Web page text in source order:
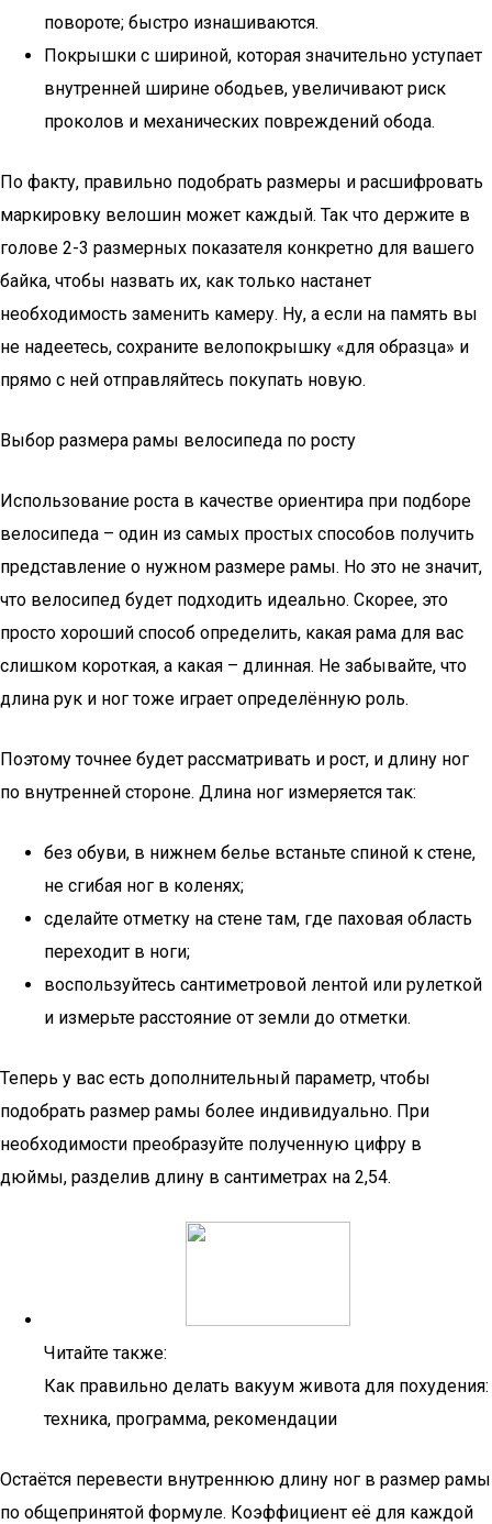
повороте; быстро изнашиваются.
Покрышки с шириной, которая значительно уступает
внутренней ширине ободьев, увеличивают риск
проколов и механических повреждений обода.
По факту, правильно подобрать размеры и расшифровать
маркировку велошин может каждый. Так что держите в
голове 2-3 размерных показателя конкретно для вашего
байка, чтобы назвать их, как только настанет
необходимость заменить камеру. Ну, а если на память вы
не надеетесь, сохраните велопокрышку «для образца» и
прямо с ней отправляйтесь покупать новую.
Выбор размера рамы велосипеда по росту
Использование роста в качестве ориентира при подборе
велосипеда – один из самых простых способов получить
представление о нужном размере рамы. Но это не значит,
что велосипед будет подходить идеально. Скорее, это
просто хороший способ определить, какая рама для вас
слишком короткая, а какая – длинная. Не забывайте, что
длина рук и ног тоже играет определённую роль.
Поэтому точнее будет рассматривать и рост, и длину ног
по внутренней стороне. Длина ног измеряется так:
без обуви, в нижнем белье встаньте спиной к стене,
не сгибая ног в коленях;
сделайте отметку на стене там, где паховая область
переходит в ноги;
воспользуйтесь сантиметровой лентой или рулеткой
и измерьте расстояние от земли до отметки.
Теперь у вас есть дополнительный параметр, чтобы
подобрать размер рамы более индивидуально. При
необходимости преобразуйте полученную цифру в
дюймы, разделив длину в сантиметрах на 2,54.
Читайте также:
Как правильно делать вакуум живота для похудения:
техника, программа, рекомендации
Остаётся перевести внутреннюю длину ног в размер рамы
по общепринятой формуле. Коэффициент её для каждой